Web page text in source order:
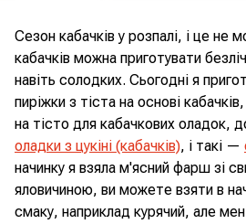
Сезон кабачків у розпалі, і це не
кабачків можна приготувати
навіть солодких. Сьогодні я
пиріжки з тіста на основі
на тісто для кабачкових оладок,
оладки з цукіні (кабачків), і такі —
начинку я взяла м'ясний фарш зі
яловичиною, ви можете взяти в
смаку, наприклад курячий, але